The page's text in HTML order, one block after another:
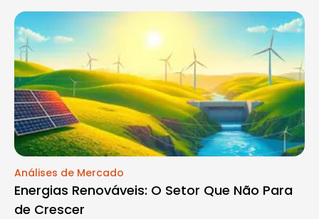
Análises de Mercado
Energias Renováveis: O Setor Que Não Para
de Crescer